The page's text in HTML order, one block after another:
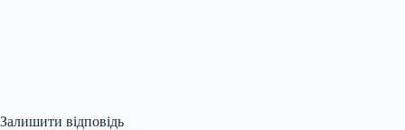
Залишити відповідь